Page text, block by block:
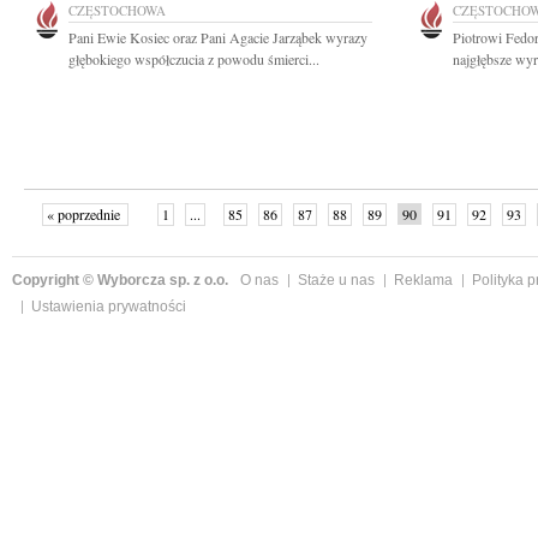
CZĘSTOCHOWA
Pani Ewie Kosiec oraz Pani Agacie Jarząbek wyrazy
głębokiego współczucia z powodu śmierci...
Piotrowi
najgłębsze
« poprzednie 1 ... 85 86 87 88 89 90 91 92
93
Copyright © Wyborcza sp. z o.o. O nas Staże u nas Reklama
Polityka
Ustawienia prywatności